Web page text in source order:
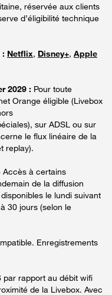
réservée aux clients
d’éligibilité technique
: Netflix, Disney+, Apple
2029 : Pour toute
Orange éligible (Livebox
sur ADSL ou sur
le flux linéaire de la
replay).
Accès à certains
de la diffusion
le lundi suivant
30 jours (selon le
Enregistrements
par rapport au débit wifi
de la Livebox. Avec